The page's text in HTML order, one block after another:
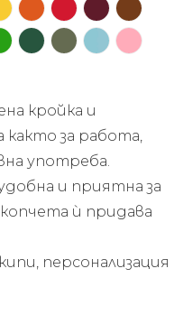
кройка и
за работа,
употреба.
и приятна за
копчета ѝ придава
персонализация